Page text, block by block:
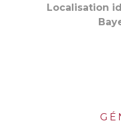
Localisation